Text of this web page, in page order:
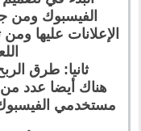
الفيسبوك ومن
الإعلانات عليها
ثانيا: طرق
هناك أيضا عدد
مستخدمي